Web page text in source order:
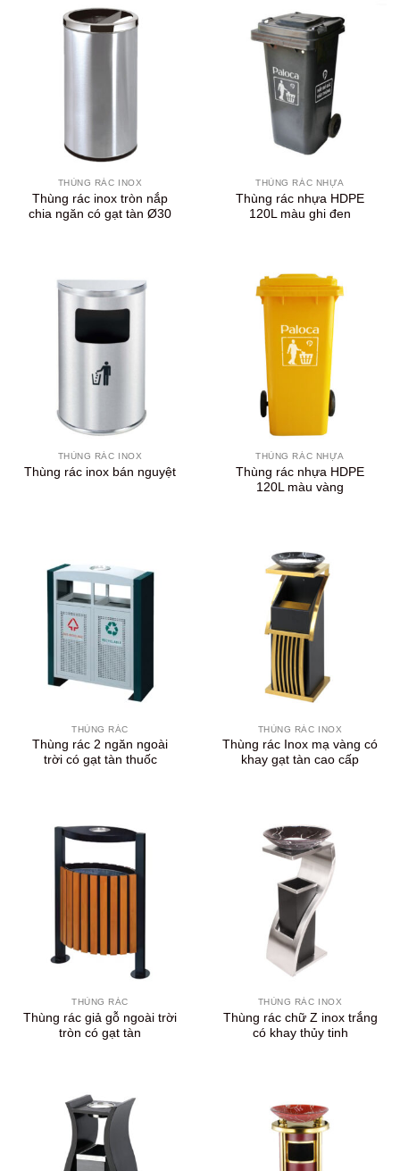
THÙNG RÁC INOX
Thùng rác inox tròn nắp
chia ngăn có gạt tàn Ø30
THÙNG RÁC NHỰA
Thùng rác nhựa HDPE
120L màu ghi đen
THÙNG RÁC INOX
Thùng rác inox bán nguyệt
THÙNG RÁC NHỰA
Thùng rác nhựa HDPE
120L màu vàng
THÙNG RÁC
Thùng rác 2 ngăn ngoài
trời có gạt tàn thuốc
THÙNG RÁC INOX
Thùng rác Inox mạ vàng có
khay gạt tàn cao cấp
THÙNG RÁC
Thùng rác giả gỗ ngoài trời
tròn có gạt tàn
THÙNG RÁC INOX
Thùng rác chữ Z inox trắng
có khay thủy tinh